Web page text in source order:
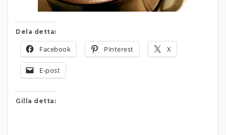
Dela detta:
Facebook Pinterest X
E-post
Gilla detta: